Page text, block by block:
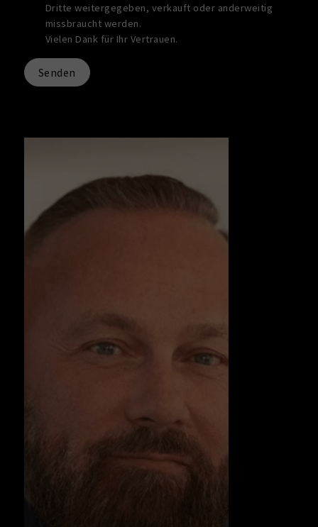
Dritte weitergegeben, verkauft oder anderweitig
missbraucht werden.
Vielen Dank für Ihr Vertrauen.
Senden